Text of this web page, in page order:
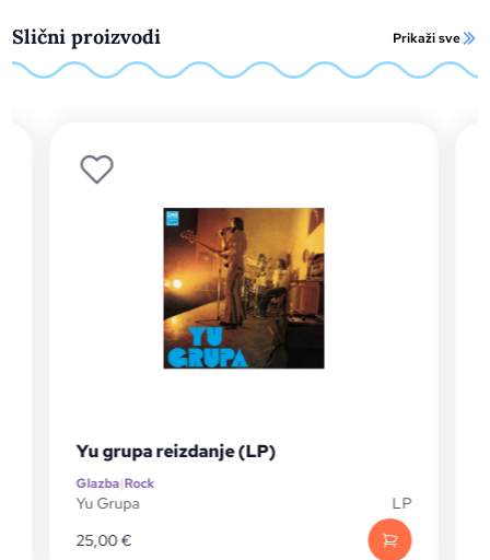
Slični proizvodi Prikaži sve
Yu grupa reizdanje (LP)
Glazba|Rock
Yu Grupa
LP
25,00€